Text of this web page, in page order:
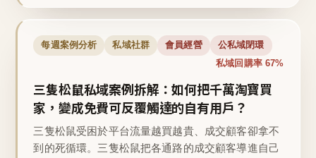
每週案例分析 私域社群 會員經營 公私域閉環
私域回購率 67%
三隻松鼠私域案例拆解：如何把千萬淘寶買
家，變成免費可反覆觸達的自有用戶？
三隻松鼠受困於平台流量越買越貴、成交顧客卻拿不
到的死循環。三隻松鼠把各通路的成交顧客導進自己